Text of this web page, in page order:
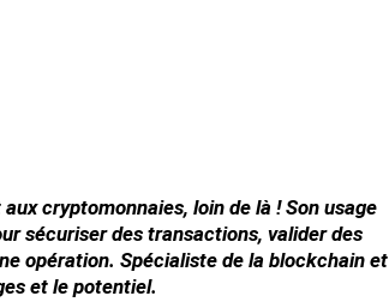
cryptomonnaies, loin de là ! Son usage
sécuriser des transactions, valider des
opération. Spécialiste de la blockchain et
et le potentiel.